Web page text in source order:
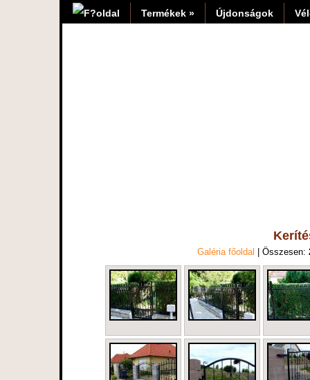
Termékek » Újdonságok
Galéria főoldal | Összesen: